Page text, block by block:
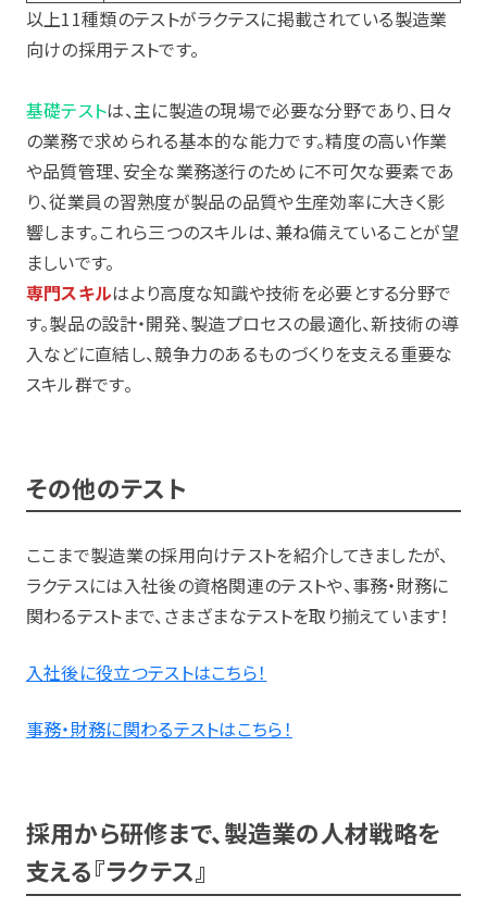
以上11種類のテストがラクテスに掲載されている製造業
向けの採用テストです。
基礎テストは、主に製造の現場で必要な分野であり、日々
の業務で求められる基本的な能力です。精度の高い作業
や品質管理、安全な業務遂行のために不可欠な要素であ
り、従業員の習熟度が製品の品質や生産効率に大きく影
響します。これら三つのスキルは、兼ね備えていることが望
ましいです。
専門スキルはより高度な知識や技術を必要とする分野で
す。製品の設計・開発、製造プロセスの最適化、新技術の導
入などに直結し、競争力のあるものづくりを支える重要な
スキル群です。
その他のテスト
ここまで製造業の採用向けテストを紹介してきましたが、
ラクテスには入社後の資格関連のテストや、事務・財務に
関わるテストまで、さまざまなテストを取り揃えています！
入社後に役立つテストはこちら！
事務・財務に関わるテストはこちら！
採用から研修まで、製造業の人材戦略を
支える『ラクテス』